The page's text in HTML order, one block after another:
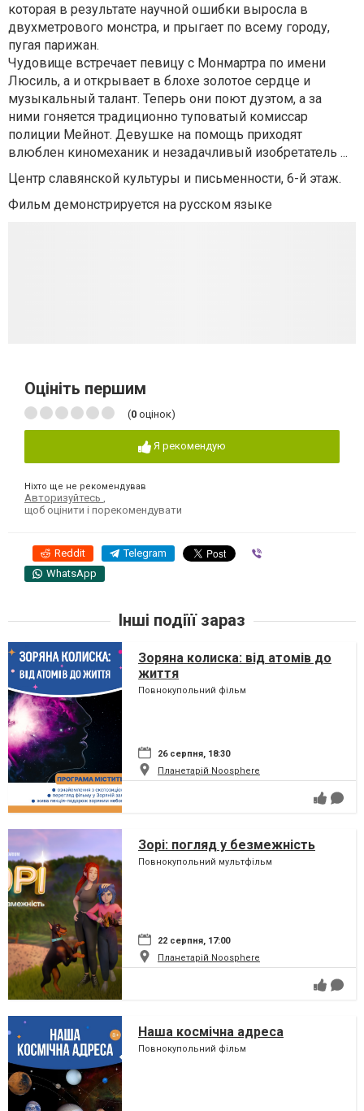
которая в результате научной ошибки выросла в
двухметрового монстра, и прыгает по всему городу,
пугая парижан.
Чудовище встречает певицу с Монмартра по имени
Люсиль, а и открывает в блохе золотое сердце и
музыкальный талант. Теперь они поют дуэтом, а за
ними гоняется традиционно туповатый комиссар
полиции Мейнот. Девушке на помощь приходят
влюблен киномеханик и незадачливый изобретатель ...
Центр славянской культуры и письменности, 6-й этаж.
Фильм демонстрируется на русском языке
Оцініть першим
(0 оцінок)
Я рекомендую
Ніхто ще не рекомендував
Авторизуйтесь
щоб оцінити і порекомендувати
Reddit Telegram
WhatsApp
Інші подіїї зараз
Зоряна колиска: від атомів до
життя
Повнокупольний фільм
26 серпня, 18:30
Планетарій Noosphere
Зорі: погляд у безмежність
Повнокупольний мультфільм
22 серпня, 17:00
Планетарій Noosphere
Наша космічна адреса
Повнокупольний фільм